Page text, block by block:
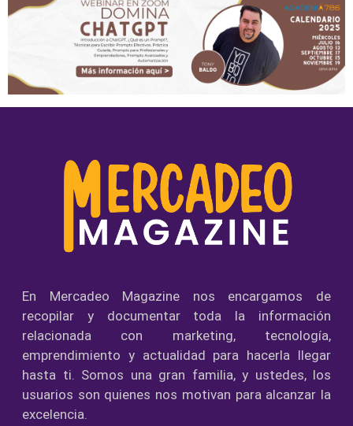
En Mercadeo Magazine nos encargamos de
recopilar y documentar toda la información
relacionada con marketing, tecnología,
emprendimiento y actualidad para hacerla llegar
hasta ti. Somos una gran familia, y ustedes, los
usuarios son quienes nos motivan para alcanzar la
excelencia.